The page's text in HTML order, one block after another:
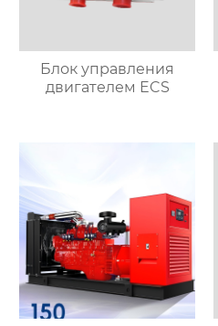
Блок управления
двигателем ECS